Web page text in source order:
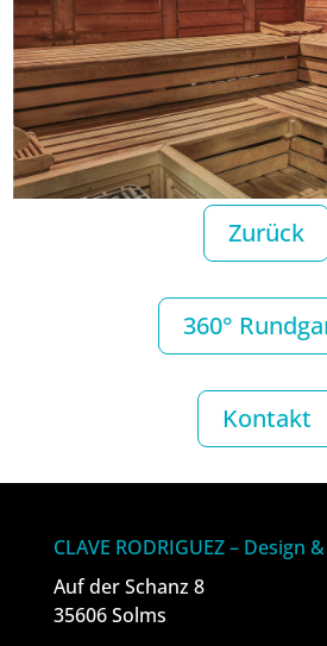
Zurück
360°
Kontakt
CLAVE RODRIGUEZ – Design
Auf der Schanz 8
35606 Solms